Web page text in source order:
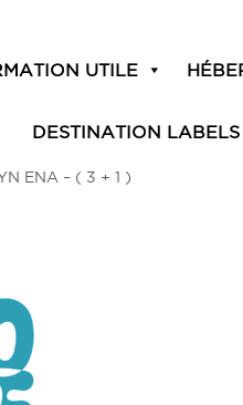
UTILE
DESTINATION LABELS
ENA – ( 3 + 1 )